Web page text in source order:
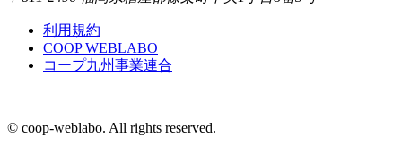
利用規約
COOP WEBLABO
コープ九州事業連合
© coop-weblabo. All rights reserved.